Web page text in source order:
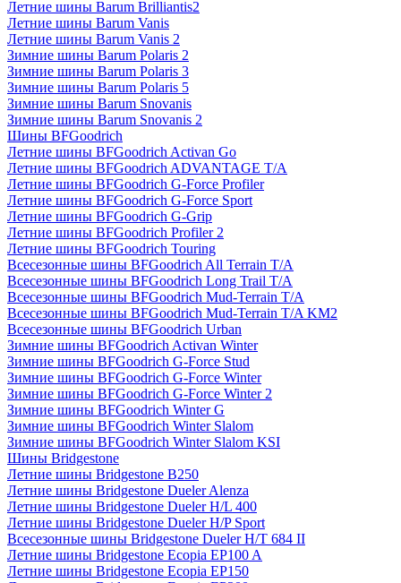
Летние шины Barum Brilliantis2
Летние шины Barum Vanis
Летние шины Barum Vanis 2
Зимние шины Barum Polaris 2
Зимние шины Barum Polaris 3
Зимние шины Barum Polaris 5
Зимние шины Barum Snovanis
Зимние шины Barum Snovanis 2
Шины BFGoodrich
Летние шины BFGoodrich Activan Go
Летние шины BFGoodrich ADVANTAGE T/A
Летние шины BFGoodrich G-Force Profiler
Летние шины BFGoodrich G-Force Sport
Летние шины BFGoodrich G-Grip
Летние шины BFGoodrich Profiler 2
Летние шины BFGoodrich Touring
Всесезонные шины BFGoodrich All Terrain T/A
Всесезонные шины BFGoodrich Long Trail T/A
Всесезонные шины BFGoodrich Mud-Terrain T/A
Всесезонные шины BFGoodrich Mud-Terrain T/A KM2
Всесезонные шины BFGoodrich Urban
Зимние шины BFGoodrich Activan Winter
Зимние шины BFGoodrich G-Force Stud
Зимние шины BFGoodrich G-Force Winter
Зимние шины BFGoodrich G-Force Winter 2
Зимние шины BFGoodrich Winter G
Зимние шины BFGoodrich Winter Slalom
Зимние шины BFGoodrich Winter Slalom KSI
Шины Bridgestone
Летние шины Bridgestone B250
Летние шины Bridgestone Dueler Alenza
Летние шины Bridgestone Dueler H/L 400
Летние шины Bridgestone Dueler H/P Sport
Всесезонные шины Bridgestone Dueler H/T 684 II
Летние шины Bridgestone Ecopia EP100 A
Летние шины Bridgestone Ecopia EP150